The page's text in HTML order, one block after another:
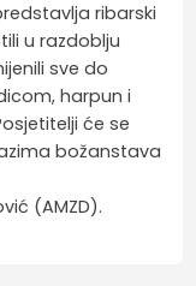
ribarski
u razdoblju
sve do
harpun i
će se
božanstava
(AMZD).